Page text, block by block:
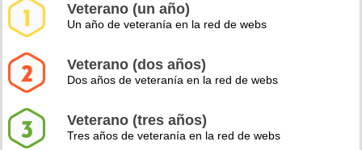
Veterano (un año)
Un año de veteranía en la red de webs
Veterano (dos años)
Dos años de veteranía en la red de webs
Veterano (tres años)
Tres años de veteranía en la red de webs